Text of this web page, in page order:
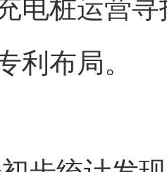
电桩运营
利布局。